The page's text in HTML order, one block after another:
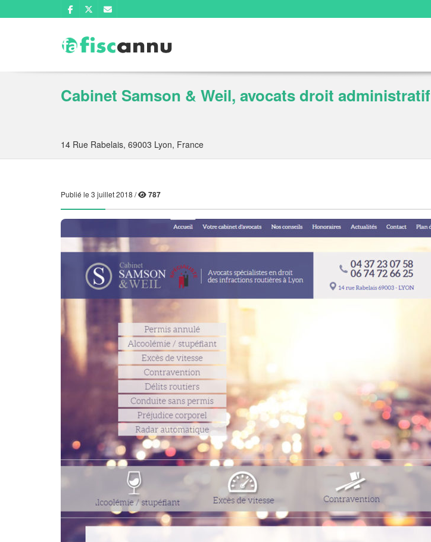
Cabinet Samson & Weil, avocats droit administratif
14 Rue Rabelais, 69003 Lyon, France
Publié le 3 juillet 2018 / 787